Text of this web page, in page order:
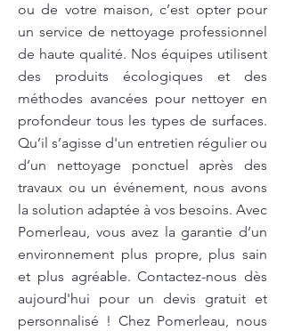
ou de votre maison, c’est opter pour
un service de nettoyage professionnel
de haute qualité. Nos équipes utilisent
des produits écologiques et des
méthodes avancées pour nettoyer en
profondeur tous les types de surfaces.
Qu’il s’agisse d'un entretien régulier ou
d’un nettoyage ponctuel après des
travaux ou un événement, nous avons
la solution adaptée à vos besoins. Avec
Pomerleau, vous avez la garantie d’un
environnement plus propre, plus sain
et plus agréable. Contactez-nous dès
aujourd'hui pour un devis gratuit et
personnalisé ! Chez Pomerleau, nous